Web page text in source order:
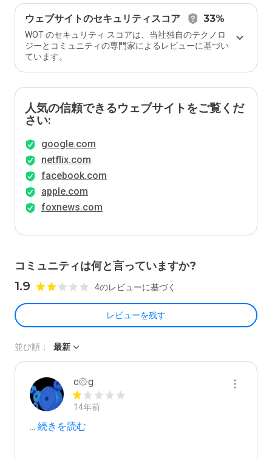
ウェブサイトのセキュリティスコア 33%
WOT のセキュリティ スコアは、当社独自のテクノロ
ジーとコミュニティの専門家によるレビューに基づい
ています。
人気の信頼できるウェブサイトをご覧くだ
さい:
google.com
netflix.com
facebook.com
apple.com
foxnews.com
コミュニティは何と言っていますか?
1.9 4のレビューに基づく
レビューを残す
価し
ます
か？
並び順： 最新
c۞g
14年前
... 続きを読む